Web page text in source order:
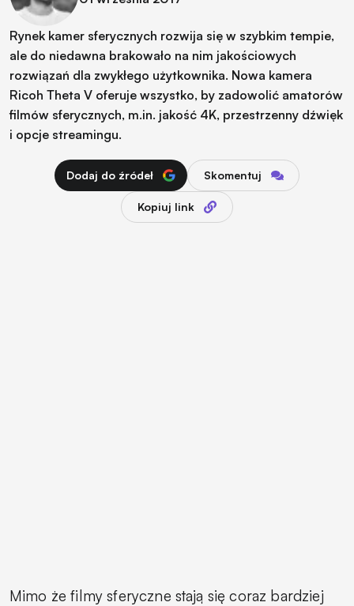
Rynek kamer sferycznych rozwija się w szybkim tempie,
ale do niedawna brakowało na nim jakościowych
rozwiązań dla zwykłego użytkownika. Nowa kamera
Ricoh Theta V oferuje wszystko, by zadowolić amatorów
filmów sferycznych, m.in. jakość 4K, przestrzenny dźwięk
i opcje streamingu.
Dodaj do źródeł Skomentuj
Kopiuj link
Mimo że filmy sferyczne stają się coraz bardziej